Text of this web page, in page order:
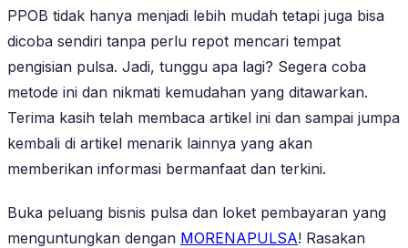
PPOB tidak hanya menjadi lebih mudah tetapi juga bisa
dicoba sendiri tanpa perlu repot mencari tempat
pengisian pulsa. Jadi, tunggu apa lagi? Segera coba
metode ini dan nikmati kemudahan yang ditawarkan.
Terima kasih telah membaca artikel ini dan sampai jumpa
kembali di artikel menarik lainnya yang akan
memberikan informasi bermanfaat dan terkini.
Buka peluang bisnis pulsa dan loket pembayaran yang
menguntungkan dengan MORENAPULSA! Rasakan